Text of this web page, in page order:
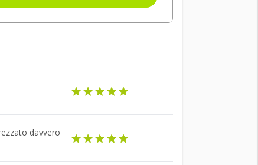
davvero